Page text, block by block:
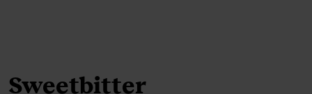
Sweetbitter